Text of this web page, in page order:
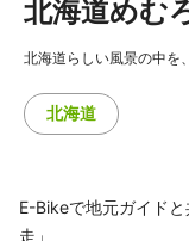
北海道めむ
北海道らしい風景の中を
北海道
E-Bikeで地元ガイド
走」